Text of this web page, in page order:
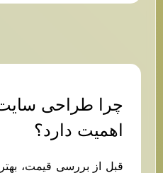
چرا طراحی
اهمیت دارد؟
قبل از بررسی قیمت،